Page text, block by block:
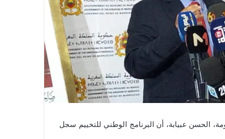
الحسن عبيابة، أن البرنامج الوطني للتخييم سجل